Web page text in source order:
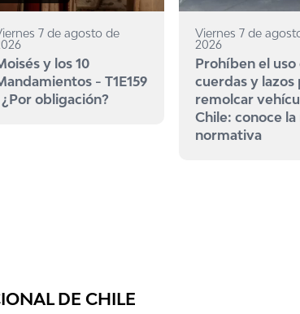
7 de agosto de
y los 10
- T1E159
| ¿Por obligación?
Viernes 7 de
2026
Prohíben el uso
cuerdas y lazos
remolcar
Chile: conoce la
normativa
DE CHILE